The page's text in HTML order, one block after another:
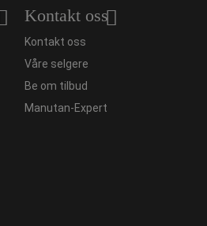
Kontakt oss
Kontakt oss
Våre selgere
Be om tilbud
Manutan-Expert